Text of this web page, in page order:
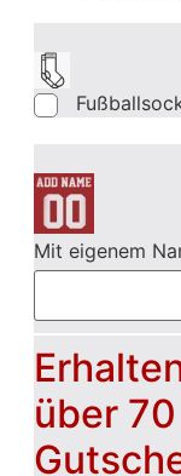
Mit eigenem
über